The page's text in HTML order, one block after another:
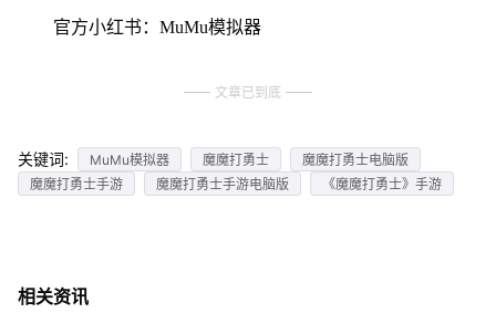
官方小红书：MuMu模拟器
文章已到底
关键词: MuMu模拟器 魔魔打勇士
魔魔打勇士电脑版
魔魔打勇士手游
魔魔打勇士手游电脑版 《魔魔打勇士》手游
相关资讯